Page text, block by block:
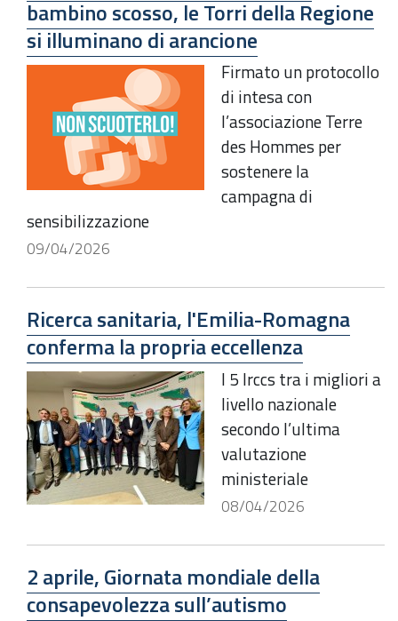
bambino scosso, le Torri della Regione
si illuminano di arancione
Firmato un protocollo
di intesa con
l’associazione Terre
des Hommes per
sostenere la
campagna di
sensibilizzazione
09/04/2026
Ricerca sanitaria, l'Emilia-Romagna
conferma la propria eccellenza
I 5 Irccs tra i migliori a
livello nazionale
secondo l’ultima
valutazione
ministeriale
08/04/2026
2 aprile, Giornata mondiale della
consapevolezza sull’autismo